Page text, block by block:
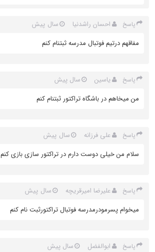
پاسخ احسان راشدنیا
سال پیش
مفاقهم درتیم فوتبال مدرسه ثبتنام کنم
پاسخ یاسین
سال پیش
من میخاهم در باشگاه تراکتور ثبتنام کنم
پاسخ علی فرزانه
سال پیش
سلام من خیلی دوست دارم در تراکتور سازی بازی کنم
پاسخ علیرضا امیرقریچه
سال پیش
میخوام پسرمودرمدرسه فوتبال تراکتورثبت نام کنم
پاسخ ابوالفضل
سال پیش